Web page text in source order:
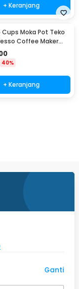
+ Keranjang
Moka Pot Teko
Coffee Maker
Cup 100ml - Z21
40%
+ Keranjang
Ganti